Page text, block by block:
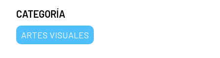
CATEGORÍA
ARTES VISUALES